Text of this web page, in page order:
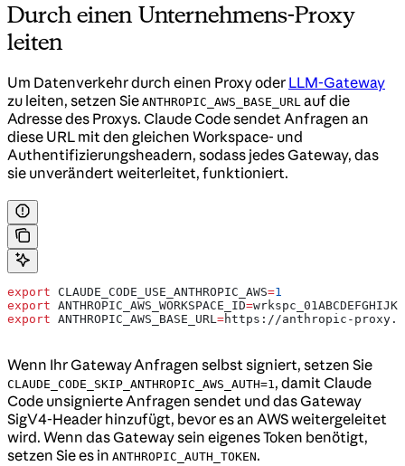
Durch einen Unternehmens-Proxy
leiten
Um Datenverkehr durch einen Proxy oder LLM-Gateway
zu leiten, setzen Sie ANTHROPIC_AWS_BASE_URL auf die
Adresse des Proxys. Claude Code sendet Anfragen an
diese URL mit den gleichen Workspace- und
Authentifizierungsheadern, sodass jedes Gateway, das
sie unverändert weiterleitet, funktioniert.
export CLAUDE_CODE_USE_ANTHROPIC_AWS=1
export ANTHROPIC_AWS_WORKSPACE_ID=
export ANTHROPIC_AWS_BASE_URL=https ://anthropic-proxy .
Wenn Ihr Gateway Anfragen selbst signiert, setzen Sie
CLAUDE_CODE_SKIP_ANTHROPIC_AWS_AUTH=1, damit Claude
Code unsignierte Anfragen sendet und das Gateway
SigV4-Header hinzufügt, bevor es an AWS weitergeleitet
wird. Wenn das Gateway sein eigenes Token benötigt,
setzen Sie es in ANTHROPIC_AUTH_TOKEN.